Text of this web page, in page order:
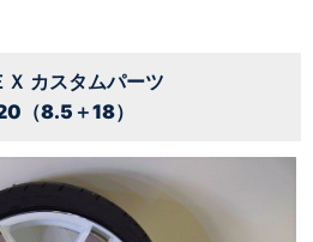
Ｘ カスタムパーツ
（8.5＋18）